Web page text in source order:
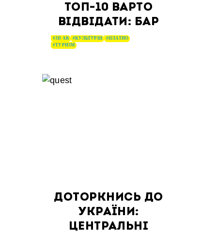
ТОП-10 ВАРТО
ВІДВІДАТИ: БАР
#3D AR #КУЛЬТУРНІ
#ПЛАТНО
#ТУРИЗМ
ДОТОРКНИСЬ ДО
УКРАЇНИ:
ЦЕНТРАЛЬНІ